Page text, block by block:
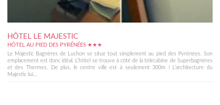
HÔTEL LE MAJESTIC
HÔTEL AU PIED DES PYRÉNÉES ★★★
Le Majestic Bagnères de Luchon se situe tout simplement au pied des Pyrénées. Son
emplacement est donc idéal. L'hôtel se trouve à côté de la télécabine de Superbagnères
et des Thermes. De plus, le centre ville est à seulement 300m ! L'architecture du
Majestic lui...